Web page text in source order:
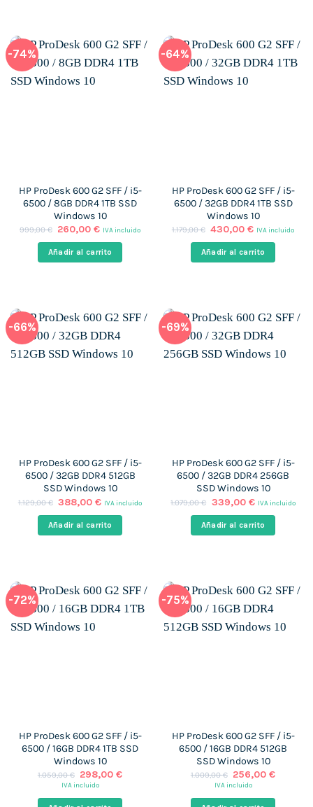
-74%
HP ProDesk 600 G2 SFF / i5-
6500 / 8GB DDR4 1TB SSD
Windows 10
999,00€ El
original
era:
260,00€El
actual
es:
IVA incluido
Añadir al carrito
-64%
HP ProDesk 600 G2 SFF / i5-
6500 / 32GB DDR4 1TB SSD
Windows 10
1.179,00€ El
original
era:
430,00€El
actual
es:
IVA incluido
Añadir al carrito
-66%
HP ProDesk 600 G2 SFF / i5-
6500 / 32GB DDR4 512GB
SSD Windows 10
1.129,00€ El
original
era:
388,00€El
actual
es:
IVA incluido
Añadir al carrito
-69%
HP ProDesk 600 G2 SFF / i5-
6500 / 32GB DDR4 256GB
SSD Windows 10
1.079,00€ El
original
era:
339,00 €El
actual
es:
IVA incluido
Añadir al carrito
-72%
HP ProDesk 600 G2 SFF / i5-
6500 / 16GB DDR4 1TB SSD
Windows 10
1.059,00€ El
precio
era:
298,00€El
es:
IVA incluido
-75%
HP ProDesk 600 G2 SFF / i5-
6500 / 16GB DDR4 512GB
SSD Windows 10
1.009,00€ El
precio
era:
256,00€El
es:
IVA incluido